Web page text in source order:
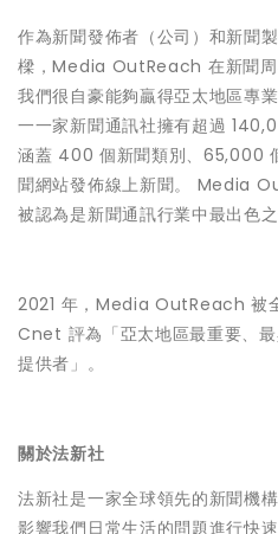
作為新聞發佈者（公司）和新聞
樑，Media OutReach 在新聞周
我們很自豪能夠贏得亞太地區專
一一家新聞通訊社擁有超過
涵蓋 400 個新聞類別、65,000
聞網站發佈線上新聞。 Media
被認為是新聞通訊行業中最出色之
2021 年，Media OutReach 被
Cnet 評為「亞太地區最重要、
提供者」。
關於法新社
法新社是一家全球領先的新聞機
影響我們日常生活的問題進行快